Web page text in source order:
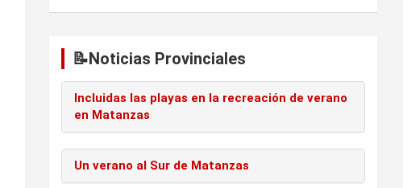
📝Noticias Provinciales
Incluidas las playas en la recreación de verano
en Matanzas
Un verano al Sur de Matanzas